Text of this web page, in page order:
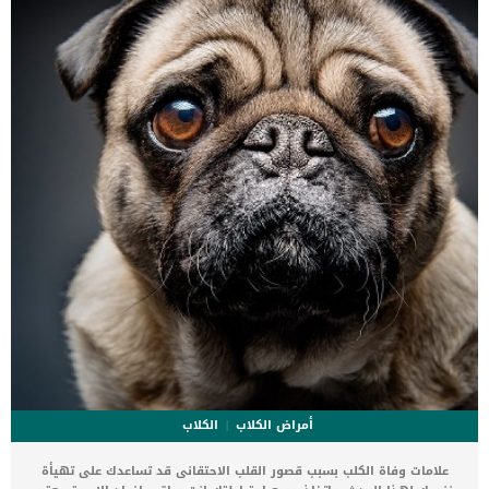
أمراض الكلاب
الكلاب
علامات وفاة الكلب بسبب قصور القلب الاحتقانى قد تساعدك على تهيأة